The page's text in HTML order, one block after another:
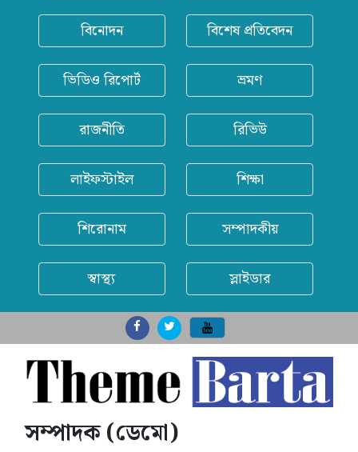
বিনোদন বিশেষ প্রতিবেদন
ভিডিও রিপোর্ট ভ্রমণ
রাজনীতি রিভিউ
লাইফস্টাইল শিক্ষা
শিরোনাম সম্পাদকীয়
স্বাস্থ্য স্লাইডার
সম্পাদক (ডেমো)